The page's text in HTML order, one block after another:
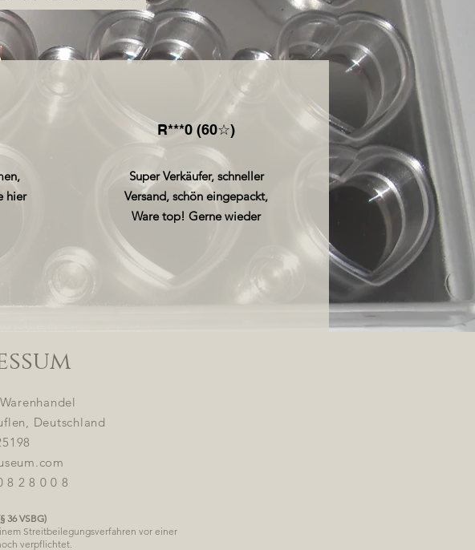
hier
R***0 (60☆)
Super Verkäufer, schneller
Versand, schön eingepackt,
Ware top! Gerne wieder
Deutschland
8 2 8 0 0 8
36 VSBG)
Streitbeilegungsverfahren vor einer
verpflichtet.